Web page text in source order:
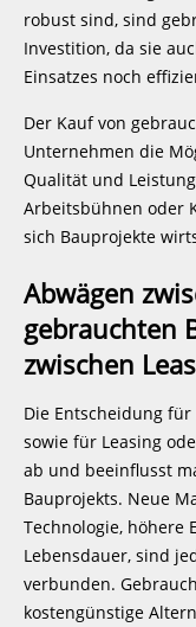
robust sind, sind
Investition, da sie
Einsatzes noch
Der Kauf von
Unternehmen die
Qualität und
Arbeitsbühnen oder
sich Bauprojekte
Abwägen
gebrauchten
zwischen
Die Entscheidung
sowie für Leasing
ab und beeinflusst
Bauprojekts. Neue
Technologie, höhere
Lebensdauer, sind
verbunden.
kostengünstige